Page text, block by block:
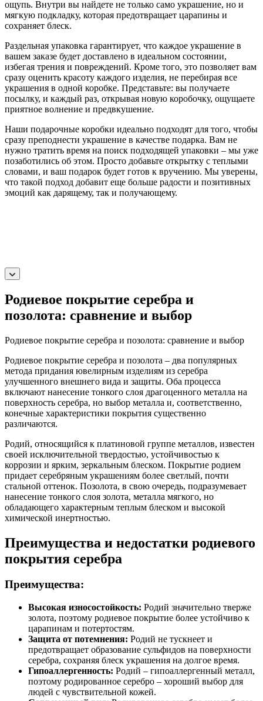
ощупь. Внутри вы найдете не только само украшение, но и
мягкую подкладку, которая предотвращает царапины и
сохраняет блеск.
Раздельная упаковка гарантирует, что каждое украшение в
вашем заказе будет доставлено в идеальном состоянии,
избегая трения и повреждений. Кроме того, это позволяет вам
сразу оценить красоту каждого изделия, не перебирая все
украшения в одной коробке. Представьте: вы получаете
посылку, и каждый раз, открывая новую коробочку, ощущаете
приятное волнение и предвкушение.
Наши подарочные коробки идеально подходят для того, чтобы
сразу преподнести украшение в качестве подарка. Вам не
нужно тратить время на поиск подходящей упаковки – мы уже
позаботились об этом. Просто добавьте открытку с теплыми
словами, и ваш подарок будет готов к вручению. Мы уверены,
что такой подход добавит еще больше радости и позитивных
эмоций как дарящему, так и получающему.
Родиевое покрытие серебра и
позолота: сравнение и выбор
Родиевое покрытие серебра и позолота: сравнение и выбор
Родиевое покрытие серебра и позолота – два популярных
метода придания ювелирным изделиям из серебра
улучшенного внешнего вида и защиты. Оба процесса
включают нанесение тонкого слоя драгоценного металла на
поверхность серебра, но выбор металла и, соответственно,
конечные характеристики покрытия существенно
различаются.
Родий, относящийся к платиновой группе металлов, известен
своей исключительной твердостью, устойчивостью к
коррозии и ярким, зеркальным блеском. Покрытие родием
придает серебряным украшениям более светлый, почти
стальной оттенок. Позолота, в свою очередь, подразумевает
нанесение тонкого слоя золота, металла мягкого, но
обладающего характерным теплым блеском и высокой
химической инертностью.
Преимущества и недостатки родиевого
покрытия серебра
Преимущества:
Высокая износостойкость: Родий значительно тверже
золота, поэтому родиевое покрытие более устойчиво к
царапинам и потертостям.
Защита от потемнения: Родий не тускнеет и
предотвращает образование сульфидов на поверхности
серебра, сохраняя блеск украшения на долгое время.
Гипоаллергенность: Родий – гипоаллергенный металл,
поэтому родированное серебро – хороший выбор для
людей с чувствительной кожей.